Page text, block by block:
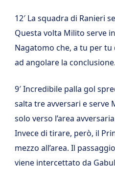
12′ La squadra di Ranieri
Questa volta Milito serve
Nagatomo che, a tu per tu
ad angolare la conclusione.
9′ Incredibile palla gol
salta tre avversari e serve
solo verso l’area
Invece di tirare, però, il
mezzo all’area. Il
viene intercettato da